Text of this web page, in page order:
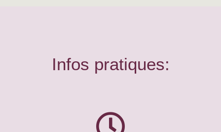
Infos pratiques: